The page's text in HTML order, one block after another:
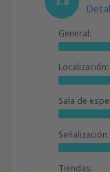
General:
Localización:
Sala de
Tiendas: